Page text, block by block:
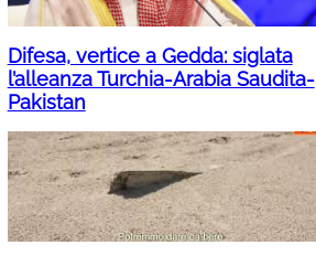
Difesa, vertice a Gedda: siglata
l’alleanza Turchia-Arabia Saudita-
Pakistan